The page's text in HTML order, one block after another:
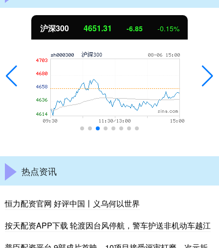
沪深300 4651.31 -6.85 -0.15%
热点资讯
恒力配资官网 好评中国丨义乌何以世界
按天配资APP下载 轮渡因台风停航，警车护送非机动车越江